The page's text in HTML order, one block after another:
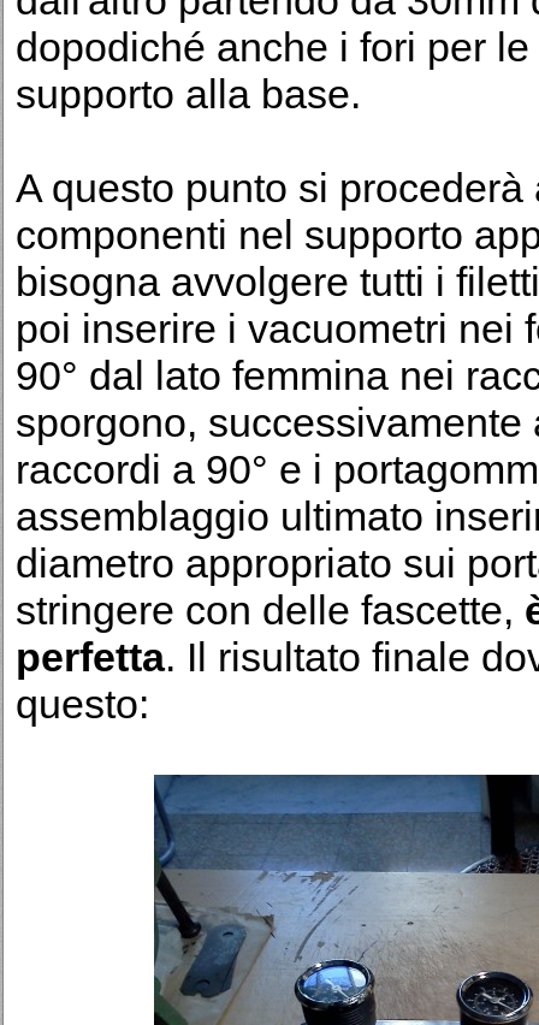
dopodiché anche i fori per
supporto alla base.
A questo punto si
componenti nel supporto
bisogna avvolgere tutti i
poi inserire i vacuometri nei
90° dal lato femmina nei
sporgono,
raccordi a 90° e i
assemblaggio ultimato
diametro appropriato sui
stringere con delle fascette,
perfetta. Il risultato finale
questo: